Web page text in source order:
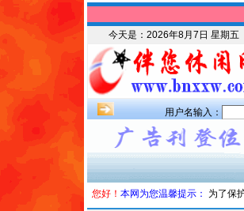
今天是： 2026年8月7日 星期五
用户名输入：
您好！ 本网为您温馨提示： 为了保